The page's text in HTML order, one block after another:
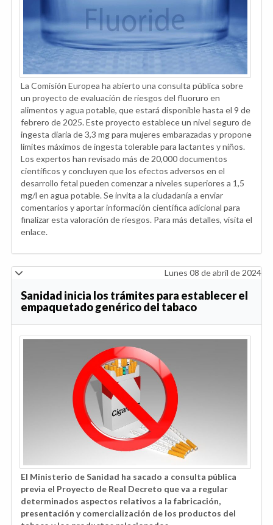
La Comisión Europea ha abierto una consulta pública sobre
un proyecto de evaluación de riesgos del fluoruro en
alimentos y agua potable, que estará disponible hasta el 9 de
febrero de 2025. Este proyecto establece un nivel seguro de
ingesta diaria de 3,3 mg para mujeres embarazadas y propone
límites máximos de ingesta tolerable para lactantes y niños.
Los expertos han revisado más de 20,000 documentos
científicos y concluyen que los efectos adversos en el
desarrollo fetal pueden comenzar a niveles superiores a 1,5
mg/l en agua potable. Se invita a la ciudadanía a enviar
comentarios y aportar información científica adicional para
finalizar esta valoración de riesgos. Para más detalles, visita el
enlace.
Lunes 08 de abril de 2024
Sanidad inicia los trámites para establecer el
empaquetado genérico del tabaco
El Ministerio de Sanidad ha sacado a consulta pública
previa el Proyecto de Real Decreto que va a regular
determinados aspectos relativos a la fabricación,
presentación y comercialización de los productos del